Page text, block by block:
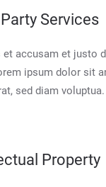
Services
et accusam et justo
ipsum dolor sit
sed diam
Property